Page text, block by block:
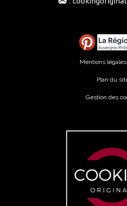
Mentions
Plan du
Gestion des